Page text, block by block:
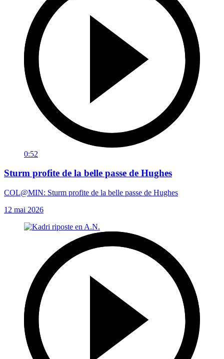
0:52
Sturm profite de la belle passe de Hughes
COL@MIN: Sturm profite de la belle passe de Hughes
12 mai 2026